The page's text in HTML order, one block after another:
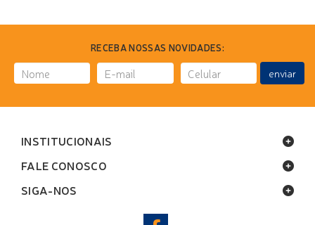
RECEBA NOSSAS NOVIDADES:
enviar
INSTITUCIONAIS
FALE CONOSCO
SIGA-NOS